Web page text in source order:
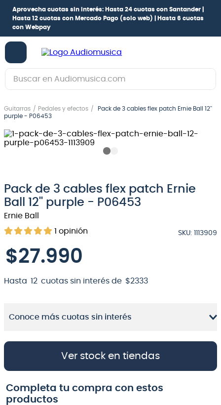
Aprovecha cuotas sin interés: Hasta 24 cuotas con Santander |
Hasta 12 cuotas con Mercado Pago (solo web) |
Hasta 6 cuotas
con Webpay
Buscar en Audiomusica.com
Guitarras Pedales y efectos
Pack de 3 cables flex patch Ernie Ball 12''
purple - P06453
Pack de 3 cables flex patch Ernie
Ball 12'' purple - P06453
Ernie Ball
1 opinión SKU: 1113909
$27.990
Hasta 12 cuotas sin interés de $2333
Conoce más cuotas sin interés
Ver stock en tiendas
Completa tu compra con estos
productos
1.
guitarra electrica
2.
bajo
3.
guitarra electroacústica
5
amplificador
6.
guitarra
7.
teclado
8.
bateria
9 .
micrófono